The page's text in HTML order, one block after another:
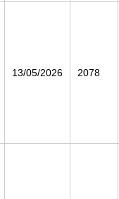
13/05/2026 2078